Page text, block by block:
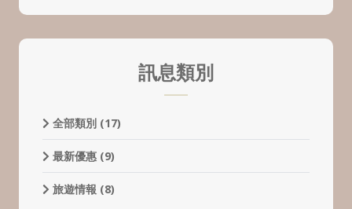
訊息類別
全部類別 (17)
最新優惠 (9)
旅遊情報 (8)